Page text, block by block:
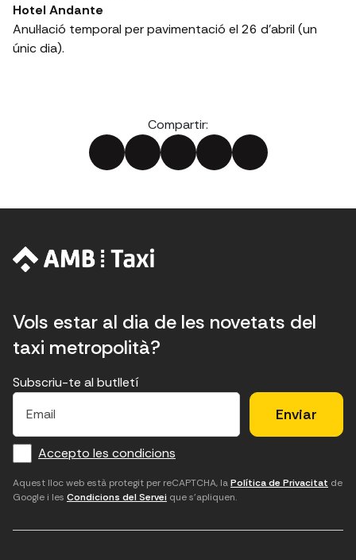
Hotel Andante
Anul·lació temporal per pavimentació el 26 d’abril (un
únic dia).
Compartir:
Vols estar al dia de les novetats del
taxi metropolità?
E
f
o
r
m
E
c
a
m
p
H
u
d
'
a
×
Subscriu-te al butlletí
E
a
i
Accepto les condicions
Aquest lloc web està protegit per reCAPTCHA, laPolítica de Privacitat de
Google i les Condicions del Servei que s'apliquen.